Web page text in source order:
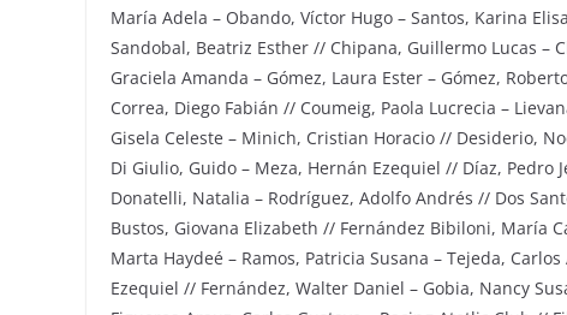
María Adela – Obando, Víctor Hugo – Santos, Karina
Sandobal, Beatriz Esther // Chipana, Guillermo Lucas –
Graciela Amanda – Gómez, Laura Ester – Gómez,
Correa, Diego Fabián // Coumeig, Paola Lucrecia –
Gisela Celeste – Minich, Cristian Horacio // Desiderio,
Di Giulio, Guido – Meza, Hernán Ezequiel // Díaz, Pedro
Donatelli, Natalia – Rodríguez, Adolfo Andrés // Dos
Bustos, Giovana Elizabeth // Fernández Bibiloni, María
Marta Haydeé – Ramos, Patricia Susana – Tejeda,
Ezequiel // Fernández, Walter Daniel – Gobia, Nancy